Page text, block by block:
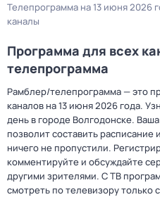
Телепрограмма на 13 июня 2026
каналы
Программа для всех
телепрограмма
Рамблер/телепрограмма — это
каналов на 13 июня 2026 года.
день в городе Волгодонске.
позволит составить
ничего не пропустили.
комментируйте и обсуждайте
другими зрителями. С ТВ
смотреть по телевизору